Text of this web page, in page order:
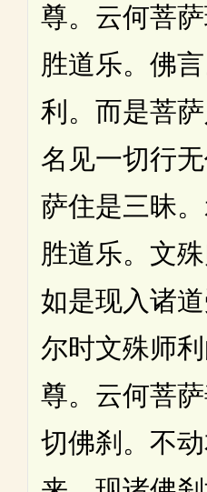
尊。云何菩
胜道乐。佛
利。而是菩萨
名见一切行
萨住是三昧
胜道乐。文
如是现入诸道
尔时文殊师
尊。云何菩
切佛刹。不